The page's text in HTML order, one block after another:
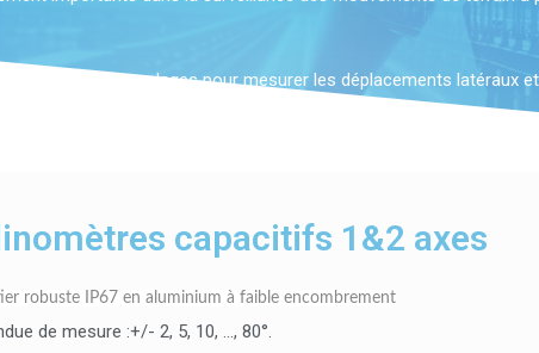
forages et les sondages pour mesurer les déplacements latéraux
capacitifs 1&2 axes
robuste IP67 en aluminium à faible encombrement
de mesure :+/- 2, 5, 10, ..., 80°.